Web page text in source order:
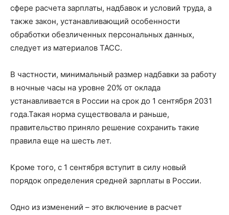
сфере расчета зарплаты, надбавок и условий труда, а
также закон, устанавливающий особенности
обработки обезличенных персональных данных,
следует из материалов ТАСС.
В частности, минимальный размер надбавки за работу
в ночные часы на уровне 20% от оклада
устанавливается в России на срок до 1 сентября 2031
года.Такая норма существовала и раньше,
правительство приняло решение сохранить такие
правила еще на шесть лет.
Кроме того, с 1 сентября вступит в силу новый
порядок определения средней зарплаты в России.
Одно из изменений – это включение в расчет